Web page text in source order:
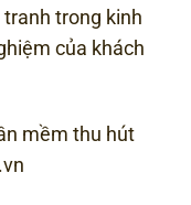
trong kinh
của khách
mềm thu hút